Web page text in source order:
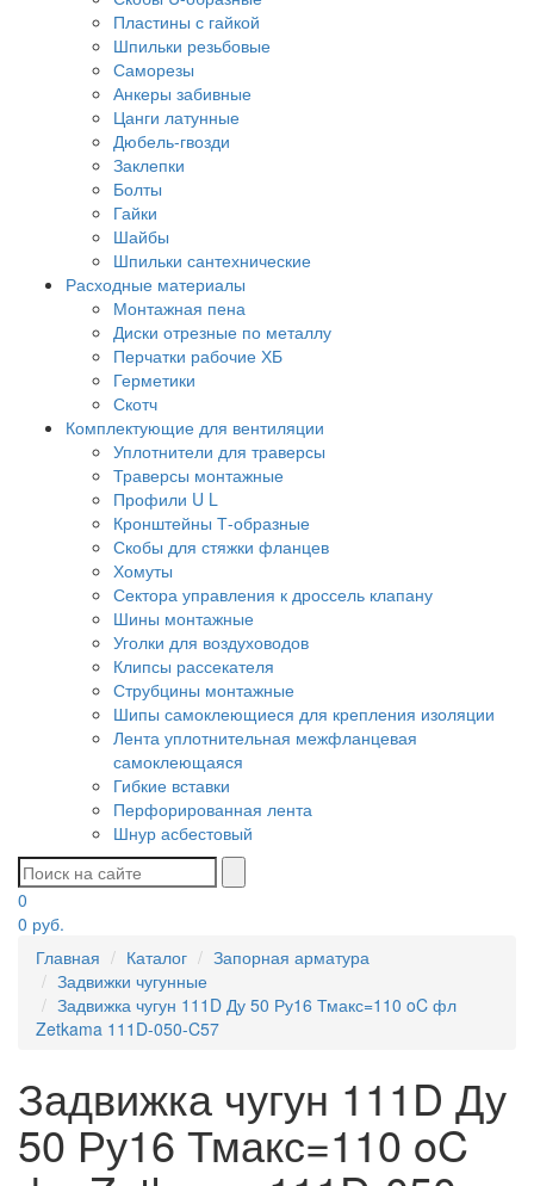
Пластины с гайкой
Шпильки резьбовые
Саморезы
Анкеры забивные
Цанги латунные
Дюбель-гвозди
Заклепки
Болты
Гайки
Шайбы
Шпильки сантехнические
Расходные материалы
Монтажная пена
Диски отрезные по металлу
Перчатки рабочие ХБ
Герметики
Скотч
Комплектующие для вентиляции
Уплотнители для траверсы
Траверсы монтажные
Профили U L
Кронштейны Т-образные
Скобы для стяжки фланцев
Хомуты
Сектора управления к дроссель клапану
Шины монтажные
Уголки для воздуховодов
Клипсы рассекателя
Струбцины монтажные
Шипы самоклеющиеся для крепления изоляции
Лента уплотнительная межфланцевая
самоклеющаяся
Гибкие вставки
Перфорированная лента
Шнур асбестовый
0
0 руб.
Главная
Каталог
Запорная арматура
Задвижки чугунные
Задвижка чугун 111D Ду 50 Ру16 Тмакс=110 oC фл
Zetkama 111D-050-C57
Задвижка чугун 111D Ду
50 Ру16 Тмакс=110 oC